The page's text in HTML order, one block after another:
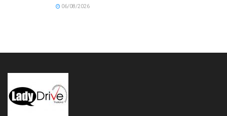
06/08/2026